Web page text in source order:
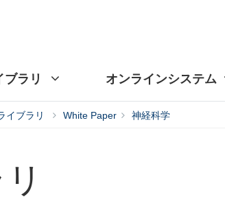
ブラリ オンラインシステム
イブラリ White Paper 神経科学